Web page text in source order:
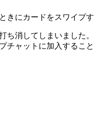
にカードをスワイプす
ち消してしまいました
チャットに加入するこ